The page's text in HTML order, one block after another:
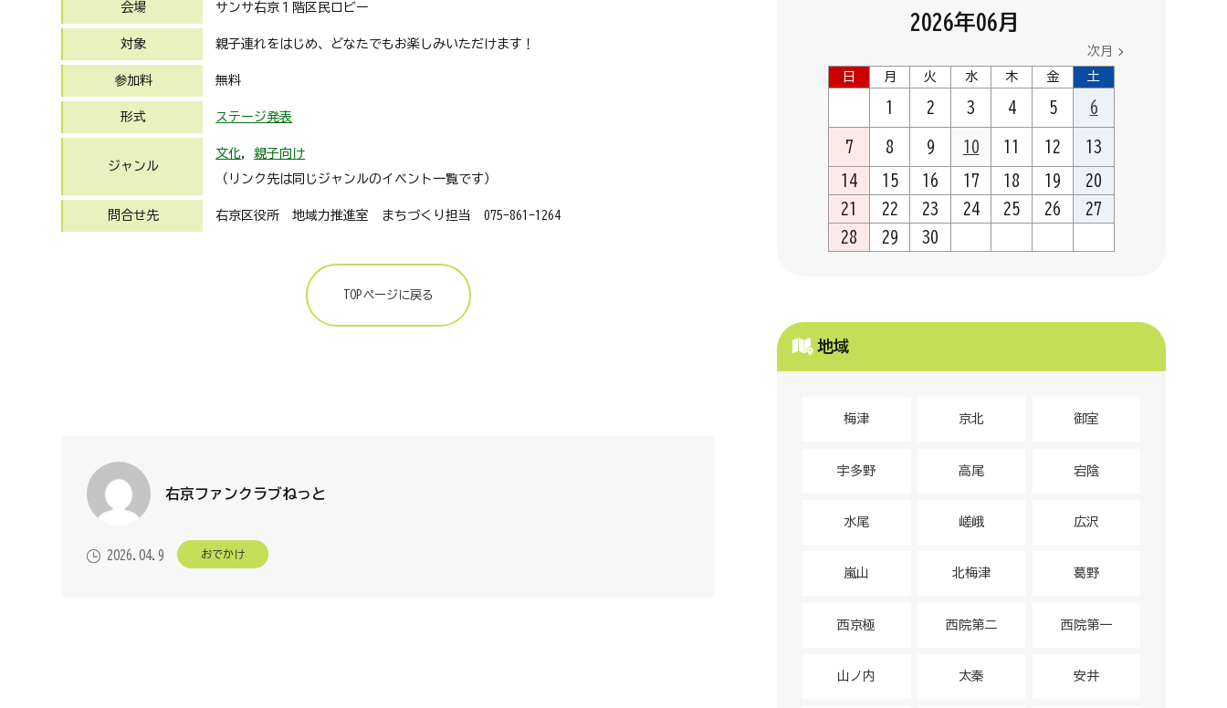
会場 サンサ右京１階区民ロビー
対象 親子連れをはじめ、どなたでもお楽しみいただけます！
参加料 無料
形式 ステージ発表
ジャンル
文化,親子向け
（リンク先は同じジャンルのイベント一覧です）
問合せ先 右京区役所 地域力推進室 まちづくり担当 075-861-1264
TOPページに戻る
右京ファンクラブねっと
2026.04.9 おでかけ
2026年06月
次月
日
月 火 水 木 金 土
1 2 3 4 5 6
7 8 9 10 11 12 13
14 15 16 17 18 19
20
21
22 23 24 25 26
27
28
29 30
地域
梅津 京北 御室
宇多野 高尾 宕陰
水尾 嵯峨 広沢
嵐山 北梅津 葛野
西京極 西院第二 西院第一
山ノ内 太秦 安井